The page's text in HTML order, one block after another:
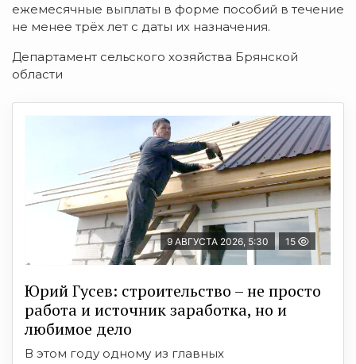
ежемесячные выплаты в форме пособий в течение
не менее трёх лет с даты их назначения.
Департамент сельского хозяйства Брянской
области
9 АВГУСТА 2026, 5:30 15
Юрий Гусев: строительство – не просто
работа и источник заработка, но и
любимое дело
В этом году одному из главных